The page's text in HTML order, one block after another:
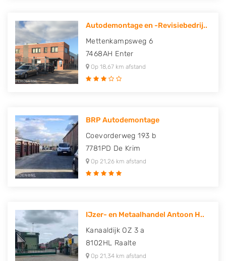
Autodemontage en -Revisiebedrij..
Mettenkampsweg 6
7468AH Enter
Op 18,67 km afstand
BRP Autodemontage
Coevorderweg 193 b
7781PD De Krim
Op 21,26 km afstand
IJzer- en Metaalhandel Antoon H..
Kanaaldijk OZ 3 a
8102HL Raalte
Op 21,34 km afstand